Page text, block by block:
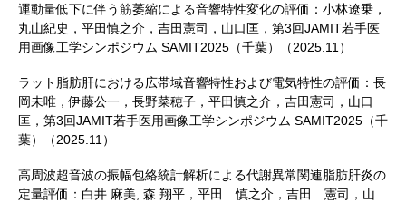
運動量低下に伴う筋萎縮による音響特性変化の評価：小林遼乗，
丸山紀史，平田慎之介，吉田憲司，山口匡，第3回JAMIT若手医
用画像工学シンポジウム SAMIT2025（千葉）（2025.11）
ラット脂肪肝における広帯域音響特性および電気特性の評価：長
岡未唯，伊藤公一，長野菜穂子，平田慎之介，吉田憲司，山口
匡，第3回JAMIT若手医用画像工学シンポジウム SAMIT2025（千
葉）（2025.11）
高周波超音波の振幅包絡統計解析による代謝異常関連脂肪肝炎の
定量評価：白井 麻美, 森 翔平，平田 慎之介，吉田 憲司，山